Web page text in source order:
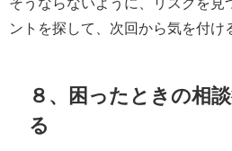
ントを探して、次回から気を付け
８、困ったときの相
る